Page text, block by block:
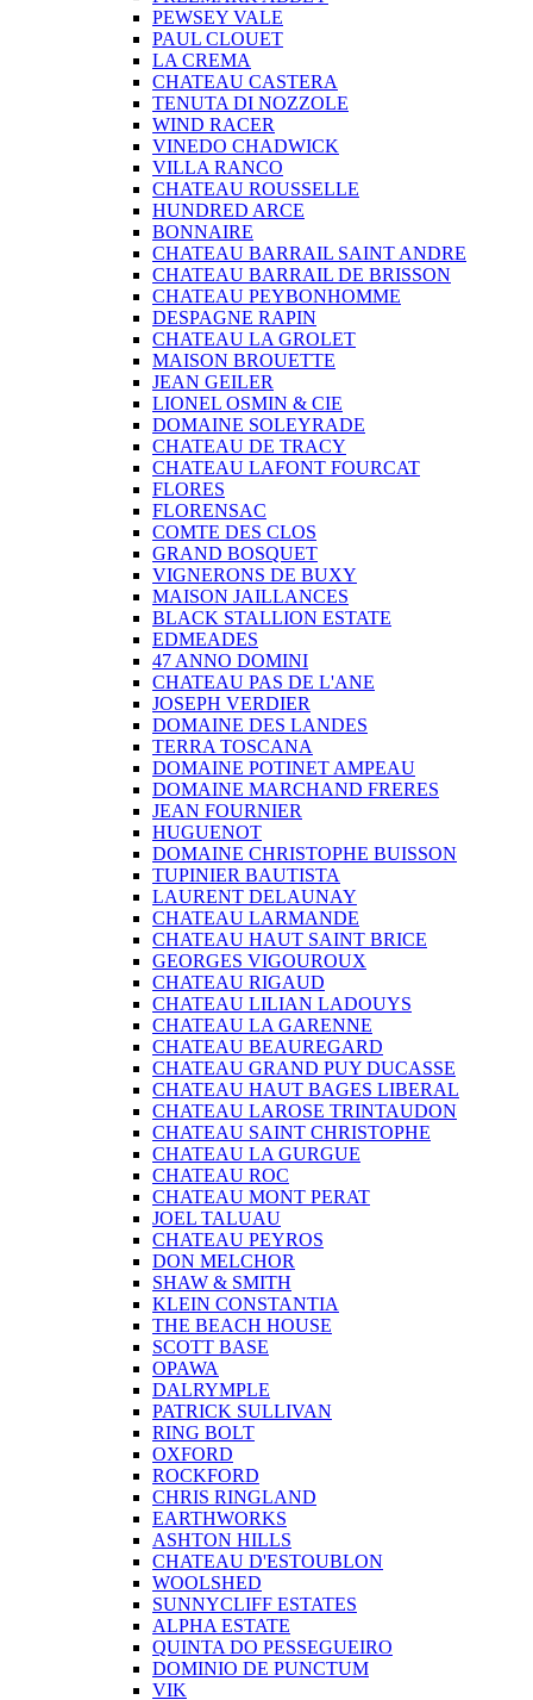
PEWSEY VALE
PAUL CLOUET
LA CREMA
CHATEAU CASTERA
TENUTA DI NOZZOLE
WIND RACER
VINEDO CHADWICK
VILLA RANCO
CHATEAU ROUSSELLE
HUNDRED ARCE
BONNAIRE
CHATEAU BARRAIL SAINT ANDRE
CHATEAU BARRAIL DE BRISSON
CHATEAU PEYBONHOMME
DESPAGNE RAPIN
CHATEAU LA GROLET
MAISON BROUETTE
JEAN GEILER
LIONEL OSMIN & CIE
DOMAINE SOLEYRADE
CHATEAU DE TRACY
CHATEAU LAFONT FOURCAT
FLORES
FLORENSAC
COMTE DES CLOS
GRAND BOSQUET
VIGNERONS DE BUXY
MAISON JAILLANCES
BLACK STALLION ESTATE
EDMEADES
47 ANNO DOMINI
CHATEAU PAS DE L'ANE
JOSEPH VERDIER
DOMAINE DES LANDES
TERRA TOSCANA
DOMAINE POTINET AMPEAU
DOMAINE MARCHAND FRERES
JEAN FOURNIER
HUGUENOT
DOMAINE CHRISTOPHE BUISSON
TUPINIER BAUTISTA
LAURENT DELAUNAY
CHATEAU LARMANDE
CHATEAU HAUT SAINT BRICE
GEORGES VIGOUROUX
CHATEAU RIGAUD
CHATEAU LILIAN LADOUYS
CHATEAU LA GARENNE
CHATEAU BEAUREGARD
CHATEAU GRAND PUY DUCASSE
CHATEAU HAUT BAGES LIBERAL
CHATEAU LAROSE TRINTAUDON
CHATEAU SAINT CHRISTOPHE
CHATEAU LA GURGUE
CHATEAU ROC
CHATEAU MONT PERAT
JOEL TALUAU
CHATEAU PEYROS
DON MELCHOR
SHAW & SMITH
KLEIN CONSTANTIA
THE BEACH HOUSE
SCOTT BASE
OPAWA
DALRYMPLE
PATRICK SULLIVAN
RING BOLT
OXFORD
ROCKFORD
CHRIS RINGLAND
EARTHWORKS
ASHTON HILLS
CHATEAU D'ESTOUBLON
WOOLSHED
SUNNYCLIFF ESTATES
ALPHA ESTATE
QUINTA DO PESSEGUEIRO
DOMINIO DE PUNCTUM
VIK